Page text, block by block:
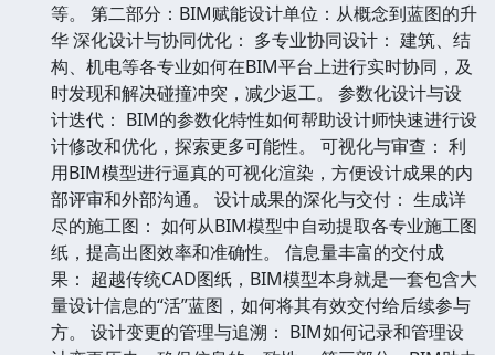
等。 第二部分：BIM赋能设计单位：从概念到蓝图的升
华 深化设计与协同优化： 多专业协同设计： 建筑、结
构、机电等各专业如何在BIM平台上进行实时协同，及
时发现和解决碰撞冲突，减少返工。 参数化设计与设
计迭代： BIM的参数化特性如何帮助设计师快速进行设
计修改和优化，探索更多可能性。 可视化与审查： 利
用BIM模型进行逼真的可视化渲染，方便设计成果的内
部评审和外部沟通。 设计成果的深化与交付： 生成详
尽的施工图： 如何从BIM模型中自动提取各专业施工图
纸，提高出图效率和准确性。 信息量丰富的交付成
果： 超越传统CAD图纸，BIM模型本身就是一套包含大
量设计信息的“活”蓝图，如何将其有效交付给后续参与
方。 设计变更的管理与追溯： BIM如何记录和管理设